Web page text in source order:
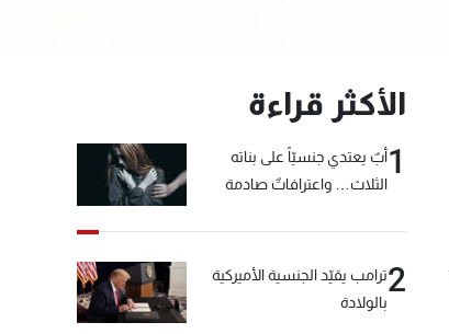
الأكثر قراءة
1أبٌ يعتدي جنسيّاً على بناته
الثلاث… واعترافاتٌ صادمة
2ترامب يقيّد الجنسية الأميركية
بالولادة